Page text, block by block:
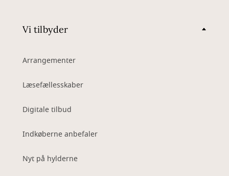
Vi tilbyder
Arrangementer
Læsefællesskaber
Digitale tilbud
Indkøberne anbefaler
Nyt på hylderne